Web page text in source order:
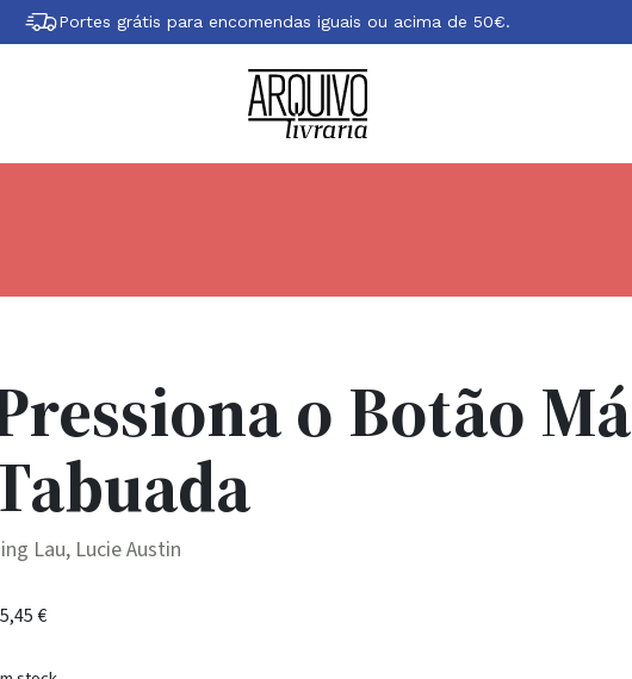
Portes grátis para encomendas iguais ou acima de 50€.
o Botão
Lau, Lucie Austin
€